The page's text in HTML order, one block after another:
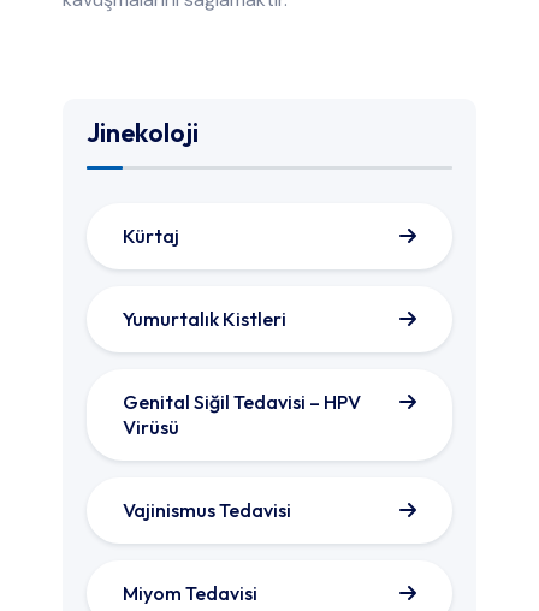
Jinekoloji
Kürtaj
Yumurtalık Kistleri
Genital Siğil Tedavisi – HPV
Virüsü
Vajinismus Tedavisi
Miyom Tedavisi